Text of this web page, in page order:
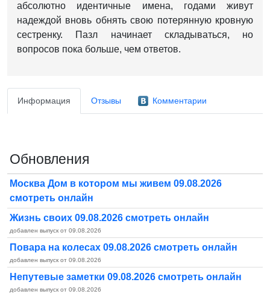
абсолютно идентичные имена, годами живут
надеждой вновь обнять свою потерянную кровную
сестренку. Пазл начинает складываться, но
вопросов пока больше, чем ответов.
Информация Отзывы Комментарии
Обновления
Москва Дом в котором мы живем 09.08.2026
смотреть онлайн
Жизнь своих 09.08.2026 смотреть онлайн
добавлен выпуск от 09.08.2026
Повара на колесах 09.08.2026 смотреть онлайн
добавлен выпуск от 09.08.2026
Непутевые заметки 09.08.2026 смотреть онлайн
добавлен выпуск от 09.08.2026